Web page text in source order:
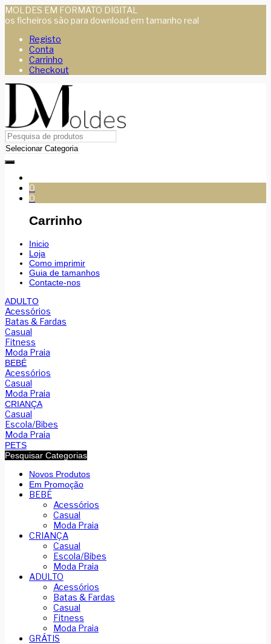
MOLDES EM FORMATO DIGITAL
os ficheiros são para download em tamanho real
Registo
Conta
Carrinho
Checkout
0
0
Carrinho
Inicio
Loja
Como imprimir
Guia de tamanhos
Contacte-nos
ADULTO
Acessórios
Batas & Fardas
Casual
Fitness
Moda Praia
BEBÉ
Acessórios
Casual
Moda Praia
CRIANÇA
Casual
Escola/Bibes
Moda Praia
PETS
Pesquisar Categorias
Novos Produtos
Em Promoção
BEBÉ
Acessórios
Casual
Moda Praia
CRIANÇA
Casual
Escola/Bibes
Moda Praia
ADULTO
Acessórios
Batas & Fardas
Casual
Fitness
Moda Praia
GRÁTIS